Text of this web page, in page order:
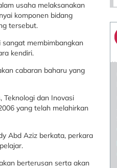
usaha melaksanakan
komponen bidang
tersebut.
sangat membimbangkan
kendiri.
cabaran baharu yang
Teknologi dan Inovasi
yang telah melahirkan
Abd Aziz berkata, perkara
berterusan serta akan